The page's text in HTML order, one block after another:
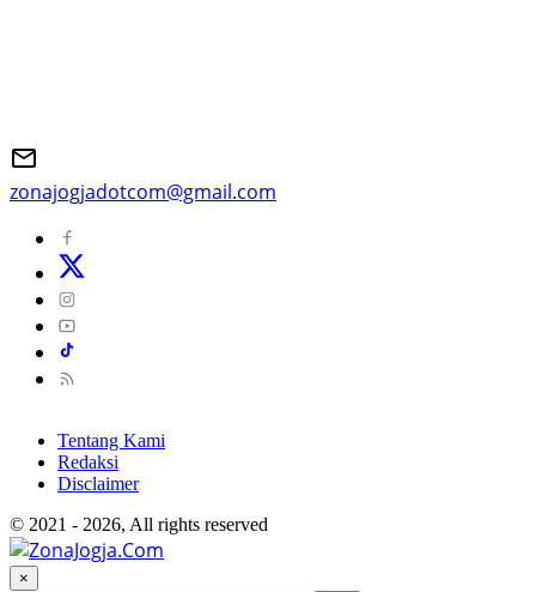
zonajogjadotcom@gmail.com
Tentang Kami
Redaksi
Disclaimer
© 2021 - 2026, All rights reserved
×